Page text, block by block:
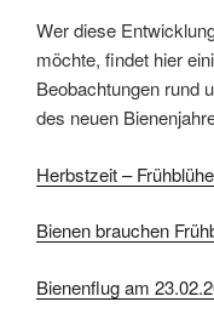
Wer diese
möchte, findet hier
Beobachtungen rund
des neuen
Herbstzeit –
Bienen brauchen
Bienenflug am